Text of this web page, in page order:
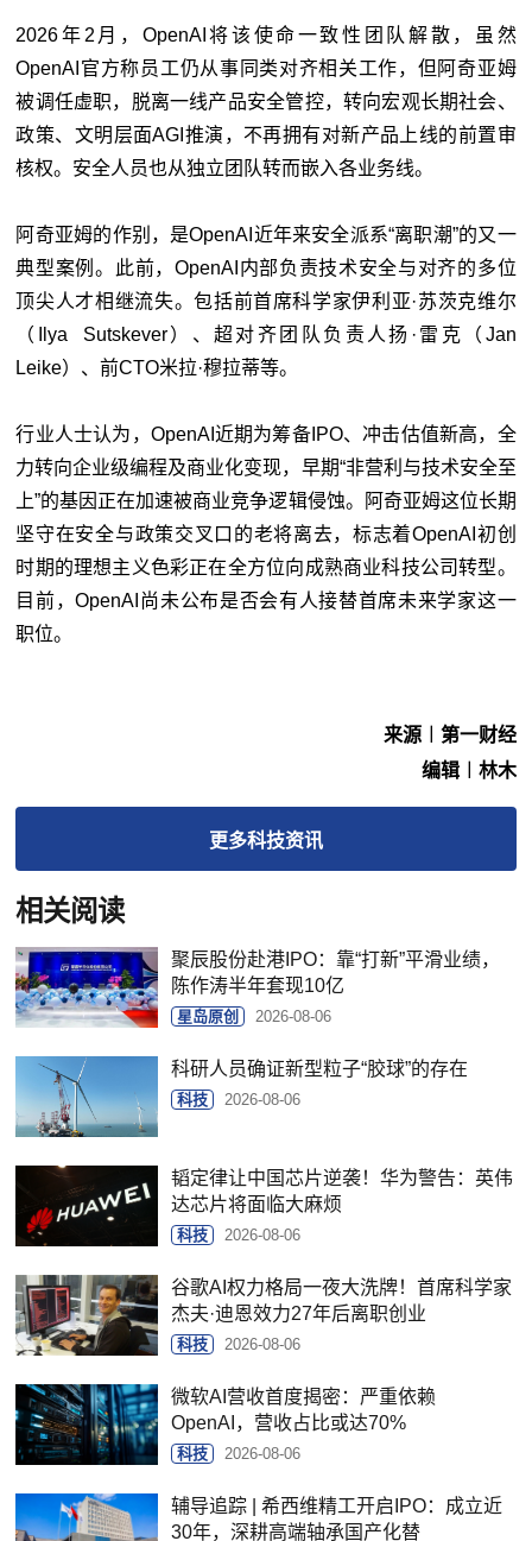
2026年2月，OpenAI将该使命一致性团队解散，虽然
OpenAI官方称员工仍从事同类对齐相关工作，但阿奇亚姆
被调任虚职，脱离一线产品安全管控，转向宏观长期社会、
政策、文明层面AGI推演，不再拥有对新产品上线的前置审
核权。安全人员也从独立团队转而嵌入各业务线。
阿奇亚姆的作别，是OpenAI近年来安全派系“离职潮”的又一
典型案例。此前，OpenAI内部负责技术安全与对齐的多位
顶尖人才相继流失。包括前首席科学家伊利亚·苏茨克维尔
（Ilya Sutskever）、超对齐团队负责人扬·雷克（Jan
Leike）、前CTO米拉·穆拉蒂等。
行业人士认为，OpenAI近期为筹备IPO、冲击估值新高，全
力转向企业级编程及商业化变现，早期“非营利与技术安全至
上”的基因正在加速被商业竞争逻辑侵蚀。阿奇亚姆这位长期
坚守在安全与政策交叉口的老将离去，标志着OpenAI初创
时期的理想主义色彩正在全方位向成熟商业科技公司转型。
目前，OpenAI尚未公布是否会有人接替首席未来学家这一
职位。
来源︱​第一财经
编辑︱林木
更多科技资讯
相关阅读
聚辰股份赴港IPO：靠“打新”平滑业绩，
陈作涛半年套现10亿
星岛原创 2026-08-06
科研人员确证新型粒子“胶球”的存在
科技 2026-08-06
韬定律让中国芯片逆袭！华为警告：英伟
达芯片将面临大麻烦
科技 2026-08-06
谷歌AI权力格局一夜大洗牌！首席科学家
杰夫·迪恩效力27年后离职创业
科技 2026-08-06
微软AI营收首度揭密：严重依赖
OpenAI，营收占比或达70%
科技 2026-08-06
辅导追踪 | 希西维精工开启IPO：成立近
30年，深耕高端轴承国产化替